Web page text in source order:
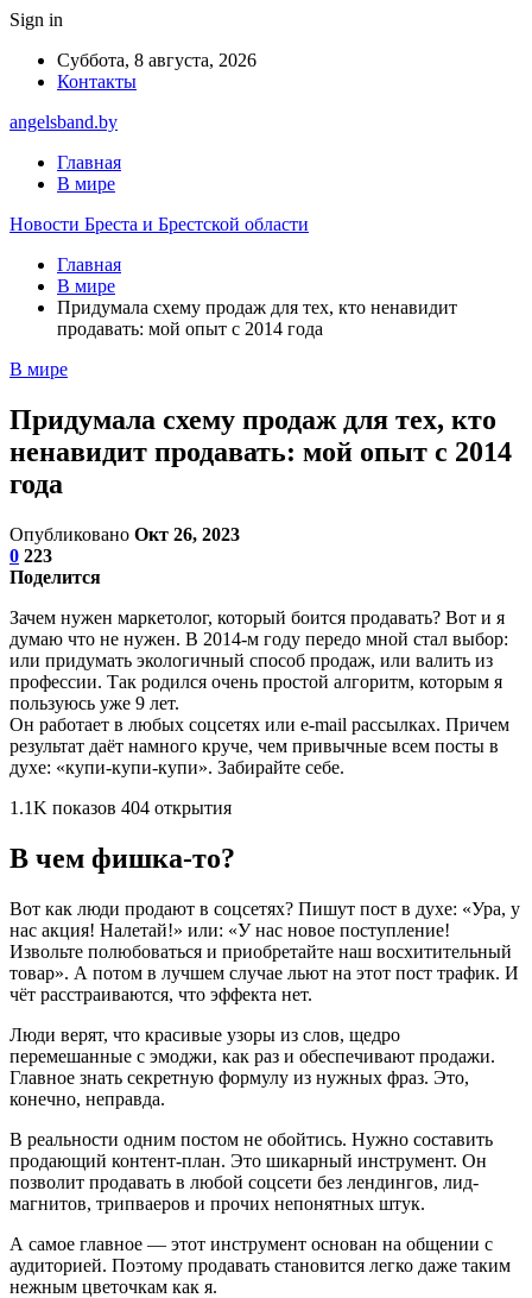
Sign in
Суббота, 8 августа, 2026
Контакты
angelsband.by
Главная
В мире
Новости Бреста и Брестской области
Главная
В мире
Придумала схему продаж для тех, кто ненавидит
продавать: мой опыт с 2014 года
В мире
Придумала схему продаж для тех, кто
ненавидит продавать: мой опыт с 2014
года
Опубликовано Окт 26, 2023
0 223
Поделится
Зачем нужен маркетолог, который боится продавать? Вот и я
думаю что не нужен. В 2014-м году передо мной стал выбор:
или придумать экологичный способ продаж, или валить из
профессии. Так родился очень простой алгоритм, которым я
пользуюсь уже 9 лет.
Он работает в любых соцсетях или e-mail рассылках. Причем
результат даёт намного круче, чем привычные всем посты в
духе: «купи-купи-купи». Забирайте себе.
1.1K показов 404 открытия
В чем фишка-то?
Вот как люди продают в соцсетях? Пишут пост в духе: «Ура, у
нас акция! Налетай!» или: «У нас новое поступление!
Извольте полюбоваться и приобретайте наш восхитительный
товар». А потом в лучшем случае льют на этот пост трафик. И
чёт расстраиваются, что эффекта нет.
Люди верят, что красивые узоры из слов, щедро
перемешанные с эмоджи, как раз и обеспечивают продажи.
Главное знать секретную формулу из нужных фраз. Это,
конечно, неправда.
В реальности одним постом не обойтись. Нужно составить
продающий контент-план. Это шикарный инструмент. Он
позволит продавать в любой соцсети без лендингов, лид-
магнитов, трипваеров и прочих непонятных штук.
А самое главное — этот инструмент основан на общении с
аудиторией. Поэтому продавать становится легко даже таким
нежным цветочкам как я.